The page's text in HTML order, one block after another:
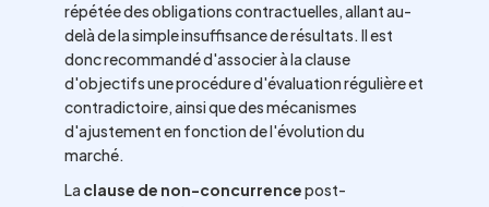
répétée des obligations contractuelles, allant au-
delà de la simple insuffisance de résultats. Il est
donc recommandé d'associer à la clause
d'objectifs une procédure d'évaluation régulière et
contradictoire, ainsi que des mécanismes
d'ajustement en fonction de l'évolution du
marché.
La clause de non-concurrencepost-